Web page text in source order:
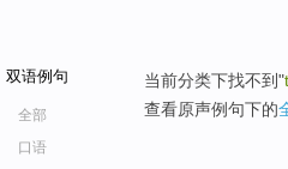
双语例句
全部
口语
当前分类下找不到"
查看原声例句下的